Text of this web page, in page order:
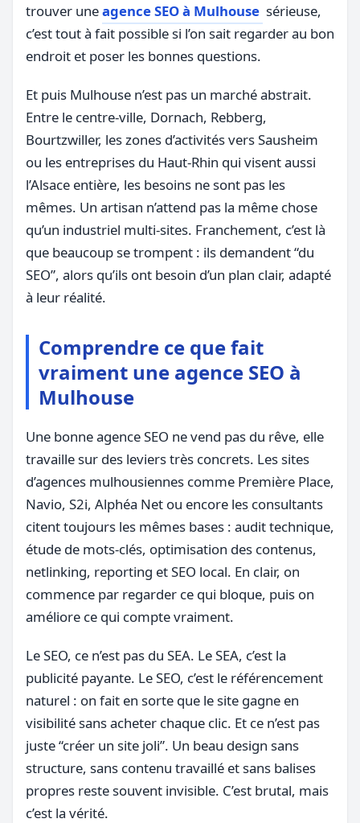
trouver uneagence SEO à Mulhouse sérieuse,
c’est tout à fait possible si l’on sait regarder au bon
endroit et poser les bonnes questions.
Et puis Mulhouse n’est pas un marché abstrait.
Entre le centre-ville, Dornach, Rebberg,
Bourtzwiller, les zones d’activités vers Sausheim
ou les entreprises du Haut-Rhin qui visent aussi
l’Alsace entière, les besoins ne sont pas les
mêmes. Un artisan n’attend pas la même chose
qu’un industriel multi-sites. Franchement, c’est là
que beaucoup se trompent : ils demandent “du
SEO”, alors qu’ils ont besoin d’un plan clair, adapté
à leur réalité.
Comprendre ce que fait
vraiment une agence SEO à
Mulhouse
Une bonne agence SEO ne vend pas du rêve, elle
travaille sur des leviers très concrets. Les sites
d’agences mulhousiennes comme Première Place,
Navio, S2i, Alphéa Net ou encore les consultants
citent toujours les mêmes bases : audit technique,
étude de mots-clés, optimisation des contenus,
netlinking, reporting et SEO local. En clair, on
commence par regarder ce qui bloque, puis on
améliore ce qui compte vraiment.
Le SEO, ce n’est pas du SEA. Le SEA, c’est la
publicité payante. Le SEO, c’est le référencement
naturel : on fait en sorte que le site gagne en
visibilité sans acheter chaque clic. Et ce n’est pas
juste “créer un site joli”. Un beau design sans
structure, sans contenu travaillé et sans balises
propres reste souvent invisible. C’est brutal, mais
c’est la vérité.